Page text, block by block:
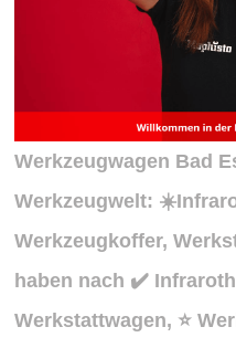
Werkzeugwagen Bad
Werkzeugwelt:
Werkzeugkoffer,
haben nach ✔️
Werkstattwagen, ⭐